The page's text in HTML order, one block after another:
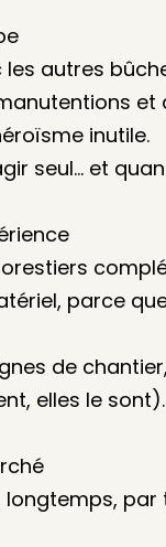
autres
inutile.
seul… et
parce
de
elles le sont).
longtemps,